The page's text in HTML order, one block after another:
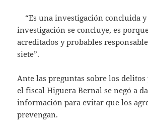
“Es una investigación concluida
investigación se concluye, es
acreditados y probables
siete”.
Ante las preguntas sobre los
el fiscal Higuera Bernal se negó a
información para evitar que los
prevengan.